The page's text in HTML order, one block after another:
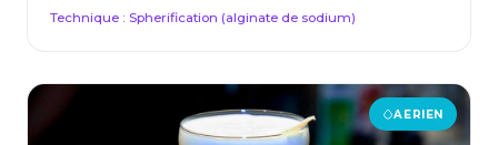
Technique : Spherification (alginate de sodium)
AERIEN